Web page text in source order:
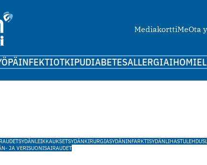
MediakorttiMeOta
INFEKTIOTKIPUDIABETESALLERGIAIHO
SYDÄNLEIKKAUKSETSYDÄNKIRURGIASYDÄNINFARKTISYDÄNLIHASTULEHDUS
JA VERISUONISAIRAUDET